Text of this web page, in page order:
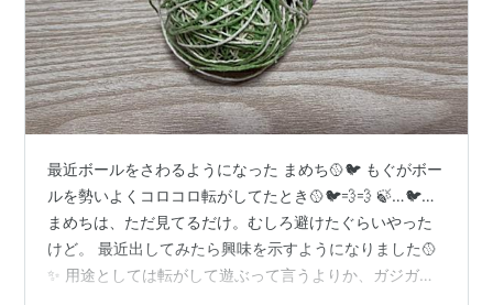
最近ボールをさわるようになった まめち🥎🐦 もぐがボー
ルを勢いよくコロコロ転がしてたとき🥎🐦💨💨 🍃…🐦…
まめちは、ただ見てるだけ。むしろ避けたぐらいやった
けど。 最近出してみたら興味を示すようになりました🥎
✨ 用途としては転がして遊ぶって言うよりか、ガジガジ